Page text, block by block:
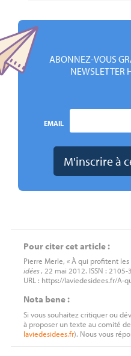
ABONNEZ-VOUS
NEWSLETTER
EMAIL
Pour citer cet article :
Pierre Merle, « À qui profitent
idées, 22 mai 2012. ISSN : 2105-
URL : https://laviedesidees.fr/A-
Nota bene :
Si vous souhaitez critiquer ou
à proposer un texte au comité
laviedesidees.fr). Nous vous